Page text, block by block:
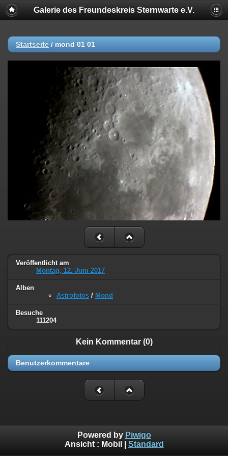
Galerie des Freundeskreis Sternwarte e.V.
Startseite / mond 01 01
Veröffentlicht am
Montag, 12. Juni 2017
Alben
Astrofotos / Mond
Besuche
111204
Kein Kommentar (0)
Benutzerkommentare
Powered by Piwigo
Ansicht : Mobil Standard